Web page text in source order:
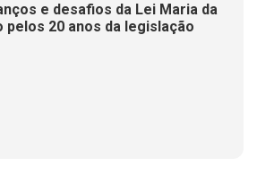
e desafios da Lei Maria da
pelos 20 anos da legislação